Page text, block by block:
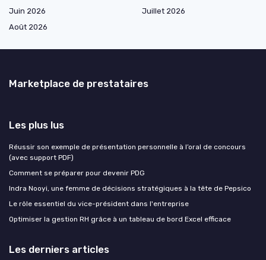
Juin 2026
Juillet 2026
Août 2026
Marketplace de prestataires
Les plus lus
Réussir son exemple de présentation personnelle à l’oral de concours
(avec support PDF)
Comment se préparer pour devenir PDG
Indra Nooyi, une femme de décisions stratégiques à la tête de Pepsico
Le rôle essentiel du vice-président dans l'entreprise
Optimiser la gestion RH grâce à un tableau de bord Excel efficace
Les derniers articles